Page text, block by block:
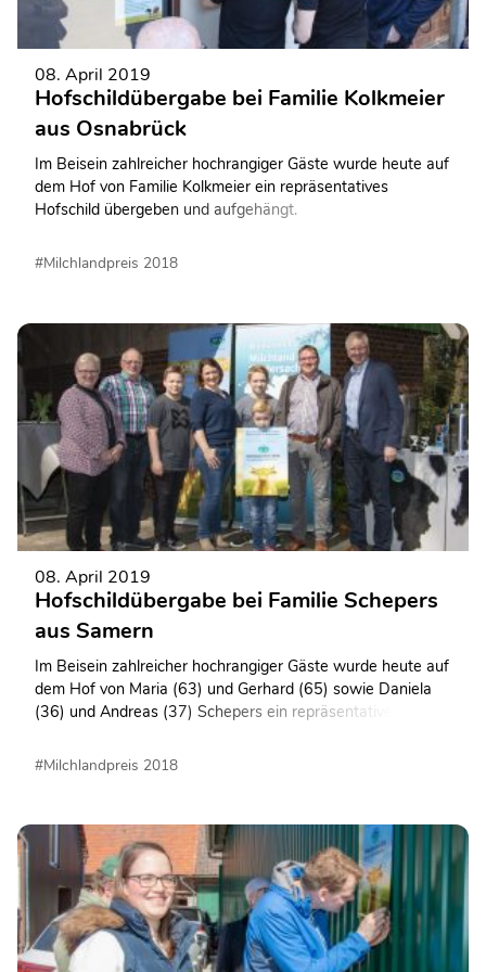
08. April 2019
Hofschildübergabe bei Familie Kolkmeier
aus Osnabrück
Im Beisein zahlreicher hochrangiger Gäste wurde heute auf
dem Hof von Familie Kolkmeier ein repräsentatives
Hofschild übergeben und aufgehängt.
#Milchlandpreis 2018
08. April 2019
Hofschildübergabe bei Familie Schepers
aus Samern
Im Beisein zahlreicher hochrangiger Gäste wurde heute auf
dem Hof von Maria (63) und Gerhard (65) sowie Daniela
(36) und Andreas (37) Schepers ein repräsentatives
#Milchlandpreis 2018